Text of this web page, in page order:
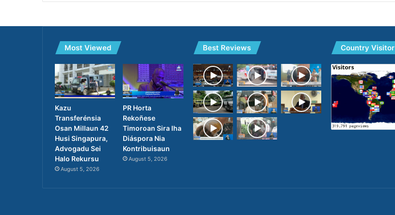
Most Viewed
Kazu
Transferénsia
Osan Millaun 42
Husi Singapura,
Advogadu Sei
Halo Rekursu
August 5, 2026
PR Horta
Rekoñese
Timoroan Sira Iha
Diáspora Nia
Kontribuisaun
August 5, 2026
Best Reviews Country Visitor